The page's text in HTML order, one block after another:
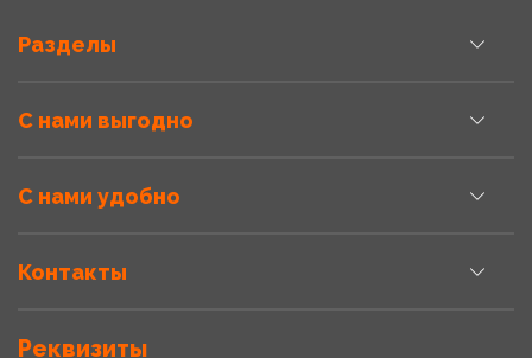
Разделы
С нами выгодно
С нами удобно
Контакты
Реквизиты